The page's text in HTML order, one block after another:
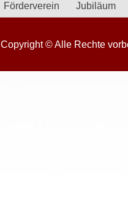
Copyright © Alle Rechte
Förderverein Jubiläum